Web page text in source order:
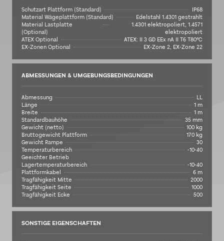
Schutzart Plattform (Standard)
IP68
Material Wägeplattform (Standard)
Edelstahl 1.4301 gestrahlt
Material Lastplatte
(Optional)
1.4301 elektropoliert, 1.4571
elektropoliert
ATEX Optional
ATEX: II 3 GD EEx nA II T6 T80°C
EX-Zonen Optional
EX-Zone 2, EX-Zone 22
ABMESSUNGEN & UMGEBUNGSBEDINGUNGEN
Abmessung
LL
Länge
1 m
Breite
1 m
Standardbauhöhe
35 mm
Gewicht (netto)
100 kg
Bruttogewicht Plattform
170 kg
Gewicht Rampe
30
Temperaturbereich
Geeichter Betrieb
-10-40
Lagertemperaturbereich
-10-40
Plattformkabel
6 m
Tragfähigkeit Mitte
2000
Tragfähigkeit Seite
1000
Tragfähigkeit Ecke
500
SONSTIGE EIGENSCHAFTEN